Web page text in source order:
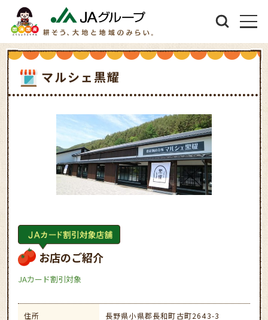
マルシェ黒耀
お店のご紹介
JAカード割引対象
住所 長野県小県郡長和町古町2643-3